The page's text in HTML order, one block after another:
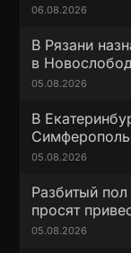
06.08.2026
В Рязани
в
05.08.2026
В
05.08.2026
Разбитый
просят
05.08.2026